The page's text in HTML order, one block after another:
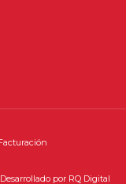
Desarrollado por RQ Digital